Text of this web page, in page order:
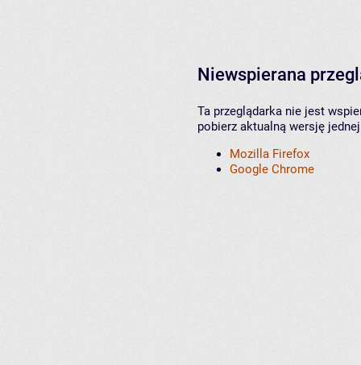
Niewspierana
Ta przeglądarka nie jest
pobierz aktualną wersję
Mozilla Firefox
Google Chrome